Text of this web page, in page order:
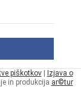
piškotkov|
Izjava o
in produkcija ar©tur